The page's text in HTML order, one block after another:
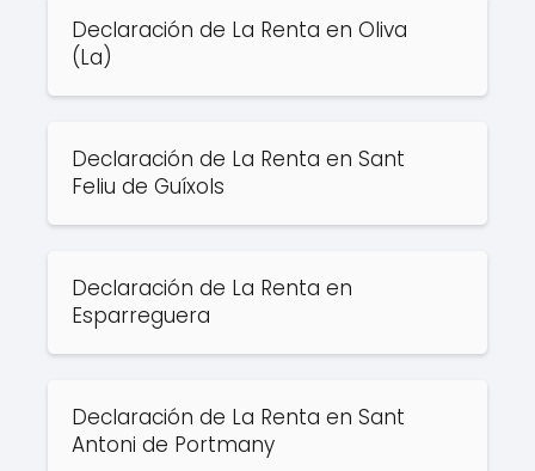
Declaración de La Renta en Oliva
(La)
Declaración de La Renta en Sant
Feliu de Guíxols
Declaración de La Renta en
Esparreguera
Declaración de La Renta en Sant
Antoni de Portmany